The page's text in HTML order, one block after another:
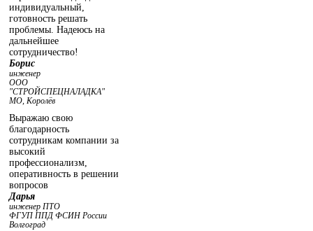
индивидуальный,
готовность решать
проблемы. Надеюсь на
дальнейшее
сотрудничество!
Борис
инженер
ООО
"СТРОЙСПЕЦНАЛАДКА"
МО, Королёв
Выражаю свою
благодарность
сотрудникам компании за
высокий
профессионализм,
оперативность в решении
вопросов
Дарья
инженер ПТО
ФГУП ППД ФСИН России
Волгоград